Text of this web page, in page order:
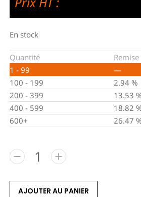
En stock
Quantité Remise
1 - 99
—
100 - 199
2.94 %
200 - 399
13.53
400 - 599
18.82
600+
26.47
AJOUTER AU PANIER